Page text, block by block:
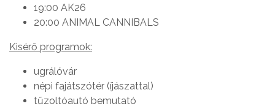
19:00 AK26
20:00 ANIMAL CANNIBALS
Kisérő programok:
ugrálóvár
népi fajátszótér (íjászattal)
tűzoltóautó bemutató